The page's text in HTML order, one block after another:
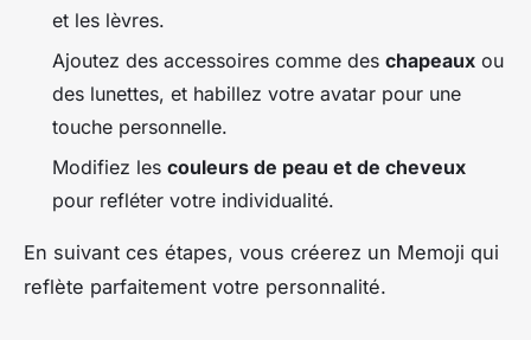
et les lèvres.
Ajoutez des accessoires comme des chapeaux ou
des lunettes, et habillez votre avatar pour une
touche personnelle.
Modifiez les couleurs de peau et de cheveux
pour refléter votre individualité.
En suivant ces étapes, vous créerez un Memoji qui
reflète parfaitement votre personnalité.